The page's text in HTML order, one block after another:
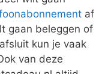
af
gaan beleggen of
kun je vaak
van deze